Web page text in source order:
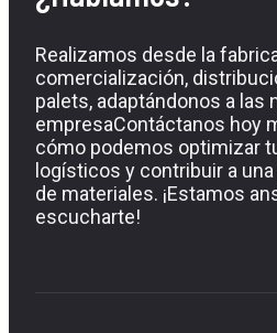
Realizamos desde la
comercialización,
palets, adaptándonos a las
empresaContáctanos hoy
cómo podemos optimizar
logísticos y contribuir a
de materiales. ¡Estamos
escucharte!